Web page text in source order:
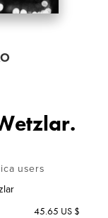
users
45.65 US $